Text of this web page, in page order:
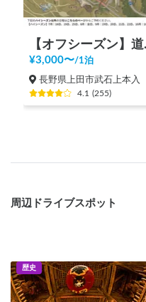
【オ
¥3,000〜/1泊
長野県上田市武石上本入
4.1 (255)
周辺ドライブスポット
歴史